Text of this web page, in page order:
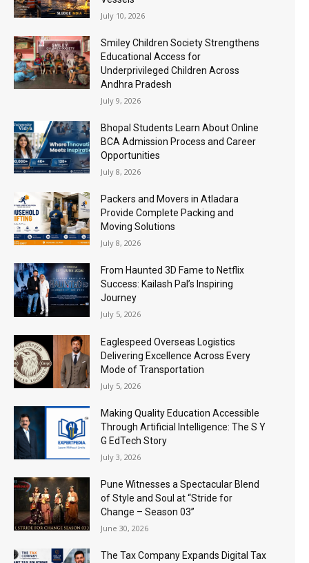
July 10, 2026
Smiley Children Society Strengthens
Educational Access for
Underprivileged Children Across
Andhra Pradesh
July 9, 2026
Bhopal Students Learn About Online
BCA Admission Process and Career
Opportunities
July 8, 2026
Packers and Movers in Atladara
Provide Complete Packing and
Moving Solutions
July 8, 2026
From Haunted 3D Fame to Netflix
Success: Kailash Pal’s Inspiring
Journey
July 5, 2026
Eaglespeed Overseas Logistics
Delivering Excellence Across Every
Mode of Transportation
July 5, 2026
Making Quality Education Accessible
Through Artificial Intelligence: The S Y
G EdTech Story
July 3, 2026
Pune Witnesses a Spectacular Blend
of Style and Soul at “Stride for
Change – Season 03”
June 30, 2026
The Tax Company Expands Digital Tax